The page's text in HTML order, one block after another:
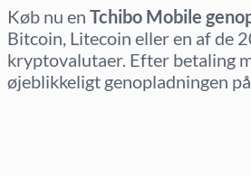
Køb nu en Tchibo Mobile
Bitcoin, Litecoin eller en af de
kryptovalutaer. Efter betaling
øjeblikkeligt genopladningen